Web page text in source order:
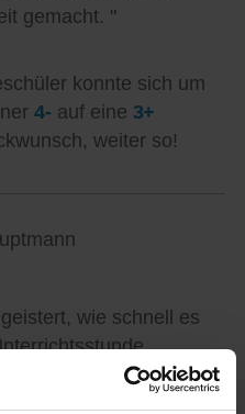
gemacht. "
konnte sich um
4- auf eine 3+
weiter so!
wie schnell es
ist und mit welch einer